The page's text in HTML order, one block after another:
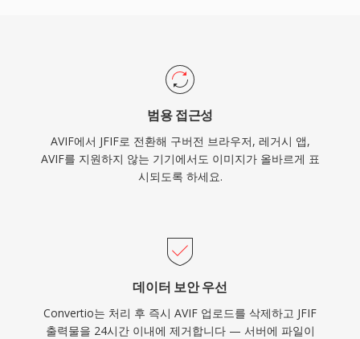
범용 접근성
AVIF에서 JFIF로 전환해 구버전 브라우저, 레거시 앱,
AVIF를 지원하지 않는 기기에서도 이미지가 올바르게 표
시되도록 하세요.
데이터 보안 우선
Convertio는 처리 후 즉시 AVIF 업로드를 삭제하고 JFIF
출력물을 24시간 이내에 제거합니다 — 서버에 파일이